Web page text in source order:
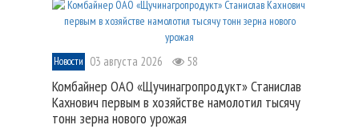
Новости 03 августа 2026 58
Комбайнер ОАО «Щучинагропродукт» Станислав
Кахнович первым в хозяйстве намолотил тысячу
тонн зерна нового урожая